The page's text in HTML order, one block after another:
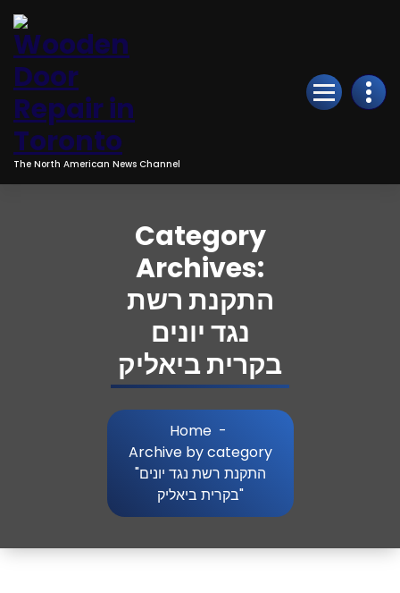
Skip
to
Content
The North American News Channel
Category
Archives:
התקנת רשת
נגד יונים
בקרית ביאליק
Home -
Archive by category
"התקנת רשת נגד יונים
בקרית ביאליק"